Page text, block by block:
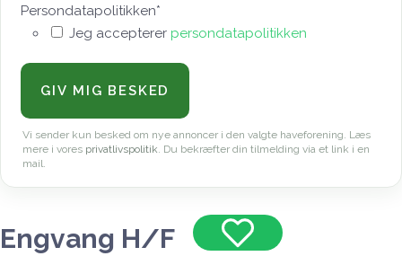
Persondatapolitikken*
Jeg accepterer persondatapolitikken
Vi sender kun besked om nye annoncer i den valgte haveforening. Læs
mere i vores privatlivspolitik. Du bekræfter din tilmelding via et link i en
mail.
Engvang H/F